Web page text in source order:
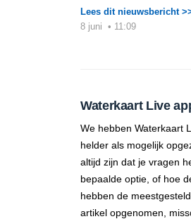
Lees dit nieuwsbericht
8 juni • 11:09
Waterkaart Live
We hebben Waterkaart
helder als mogelijk
altijd zijn dat je vragen
bepaalde optie, of hoe
hebben de
artikel opgenomen,